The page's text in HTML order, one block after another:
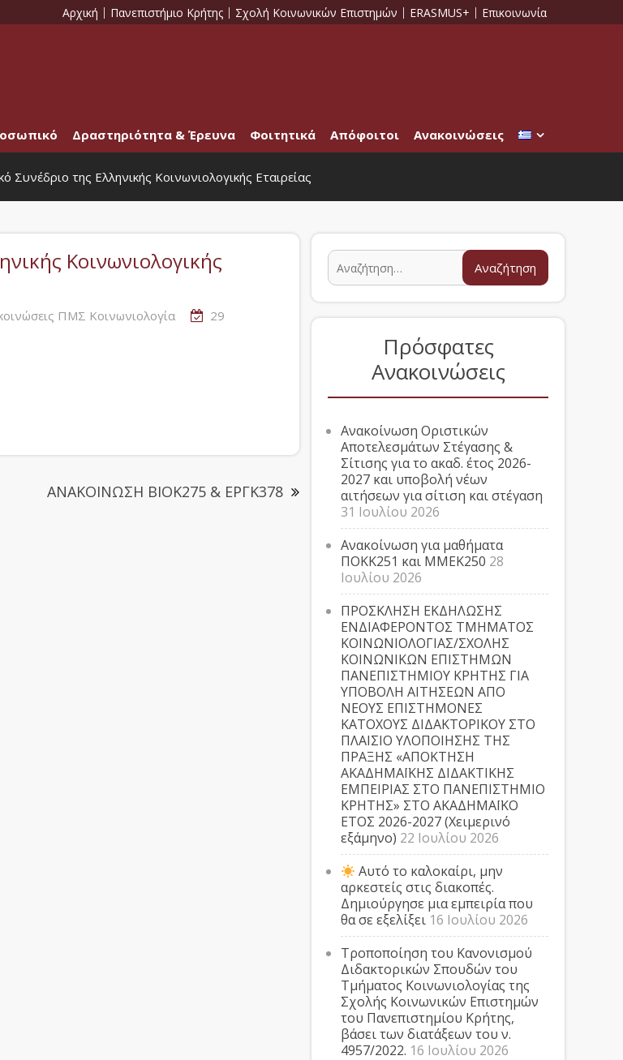
Αρχική Πανεπιστήμιο Κρήτης Σχολή Κοινωνικών Επιστημών ERASMUS+ Επικοινωνία
Δραστηριότητα & Έρευνα Φοιτητικά Απόφοιτοι Ανακοινώσεις
Συνέδριο της Ελληνικής Κοινωνιολογικής Εταιρείας
Κοινωνιολογικής
ΠΜΣ Κοινωνιολογία
29
ΑΝΑΚΟΙΝΩΣΗ ΒΙΟΚ275 & ΕΡΓΚ378
Πρόσφατες
Ανακοινώσεις
Ανακοίνωση Οριστικών
Αποτελεσμάτων Στέγασης &
Σίτισης για το ακαδ. έτος 2026-
2027 και υποβολή νέων
αιτήσεων για σίτιση και στέγαση
31 Ιουλίου 2026
Ανακοίνωση για μαθήματα
ΠΟΚΚ251 και ΜΜΕΚ250 28
Ιουλίου 2026
ΠΡΟΣΚΛΗΣΗ ΕΚΔΗΛΩΣΗΣ
ΕΝΔΙΑΦΕΡΟΝΤΟΣ ΤΜΗΜΑΤΟΣ
ΚΟΙΝΩΝΙΟΛΟΓΙΑΣ/ΣΧΟΛΗΣ
ΚΟΙΝΩΝΙΚΩΝ ΕΠΙΣΤΗΜΩΝ
ΠΑΝΕΠΙΣΤΗΜΙΟΥ ΚΡΗΤΗΣ ΓΙΑ
ΥΠΟΒΟΛΗ ΑΙΤΗΣΕΩΝ ΑΠΟ
ΝΕΟΥΣ ΕΠΙΣΤΗΜΟΝΕΣ
ΚΑΤΟΧΟΥΣ ΔΙΔΑΚΤΟΡΙΚΟΥ ΣΤΟ
ΠΛΑΙΣΙΟ ΥΛΟΠΟΙΗΣΗΣ ΤΗΣ
ΠΡΑΞΗΣ «ΑΠΟΚΤΗΣΗ
ΑΚΑΔΗΜΑΪΚΗΣ ΔΙΔΑΚΤΙΚΗΣ
ΕΜΠΕΙΡΙΑΣ ΣΤΟ ΠΑΝΕΠΙΣΤΗΜΙΟ
ΚΡΗΤΗΣ» ΣΤΟ ΑΚΑΔΗΜΑΪΚΟ
ΕΤΟΣ 2026-2027 (Χειμερινό
εξάμηνο) 22 Ιουλίου 2026
Αυτό το καλοκαίρι, μην
αρκεστείς στις διακοπές.
Δημιούργησε μια εμπειρία που
θα σε εξελίξει 16 Ιουλίου 2026
Τροποποίηση του Κανονισμού
Διδακτορικών Σπουδών του
Τμήματος Κοινωνιολογίας της
Σχολής Κοινωνικών Επιστημών
του Πανεπιστημίου Κρήτης,
βάσει των διατάξεων του ν.
4957/2022. 16 Ιουλίου 2026